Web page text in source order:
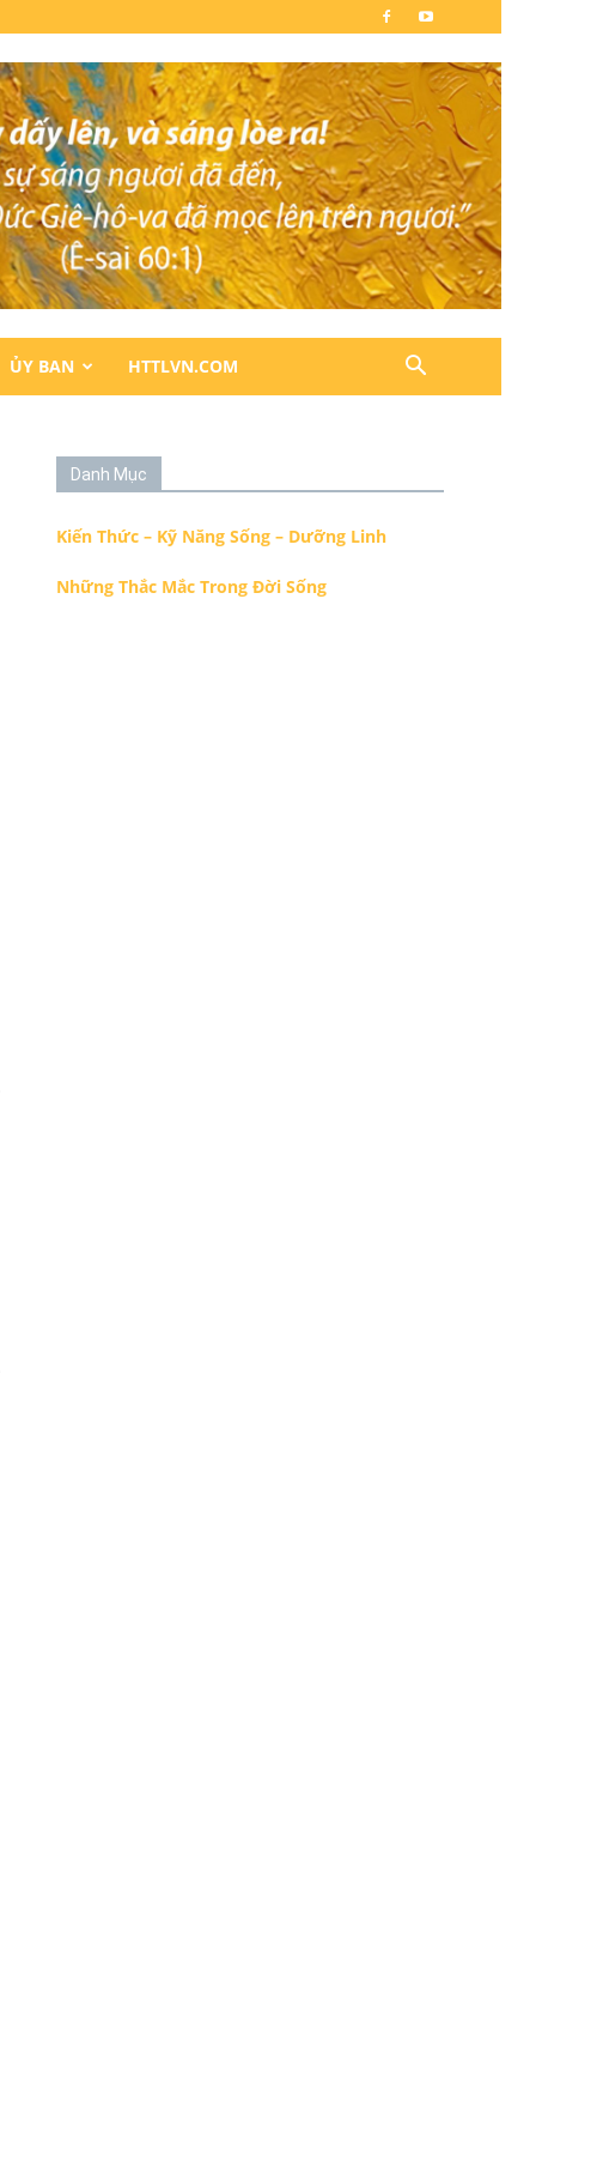
ỦY BAN HTTLVN.COM
Danh Mục
Kiến Thức – Kỹ Năng Sống – Dưỡng Linh
Những Thắc Mắc Trong Đời Sống